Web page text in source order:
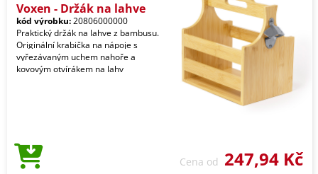
Voxen - Držák na lahve
kód výrobku:20806000000
Praktický držák na lahve z bambusu.
Originální krabička na nápoje s
vyřezávaným uchem nahoře a
kovovým otvírákem na lahv
Cena od 247,94 Kč